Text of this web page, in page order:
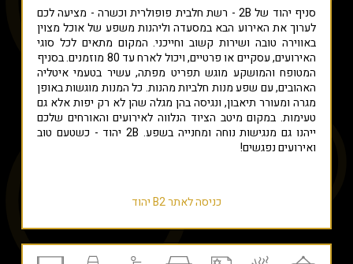
סניף יהוד של B
2 - רשת חלבית פופולרית וכשרה - מציעה לכם
לערוך את האירוע הבא במסעדה וליהנות משפע של אוכל מצוין
באווירה טובה ושירות קשוב וחייכני. המקום מתאים לכל סוגי
האירועים, עסקיים או פרטיים, ויכול לארח עד 80 מוזמנים. בסניף
המטופח והמושקע מוגש תפריט מפתה, עשיר בטעמי איטליה
האהובים, עם שפע מנות חלביות מהנות. כל המנות מוגשות באופן
מגרה ומעורר תיאבון, ונגיסה בהן מגלה שהן לא רק יפות אלא גם
טעימות. במקום מיטב הציוד הנלווה לאירועים והאורחים שלכם
ייהנו גם מנגישות נוחה ומחנייה בשפע. B 2 יהוד - כשטעם טוב
ואירועים נפגשים!
כניסה לאתר B2 יהוד